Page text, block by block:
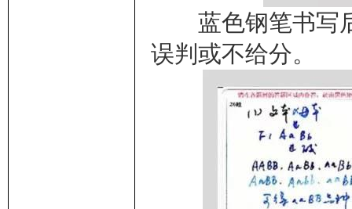
蓝色钢笔书写后
误判或不给分。